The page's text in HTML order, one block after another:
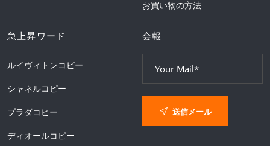
お買い物の方法
急上昇ワード
ルイヴィトンコピー
シャネルコピー
プラダコピー
ディオールコピー
会報
送信メール